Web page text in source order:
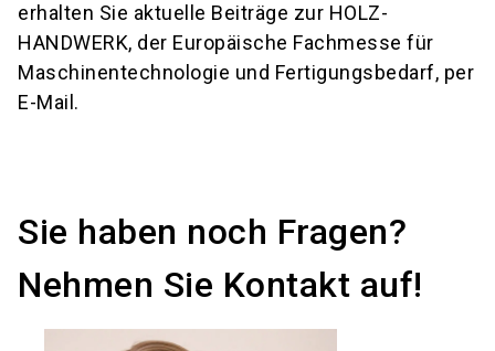
erhalten Sie aktuelle Beiträge zur HOLZ-
HANDWERK, der Europäische Fachmesse für
Maschinentechnologie und Fertigungsbedarf, per
E-Mail.
Sie haben noch Fragen?
Nehmen Sie Kontakt auf!